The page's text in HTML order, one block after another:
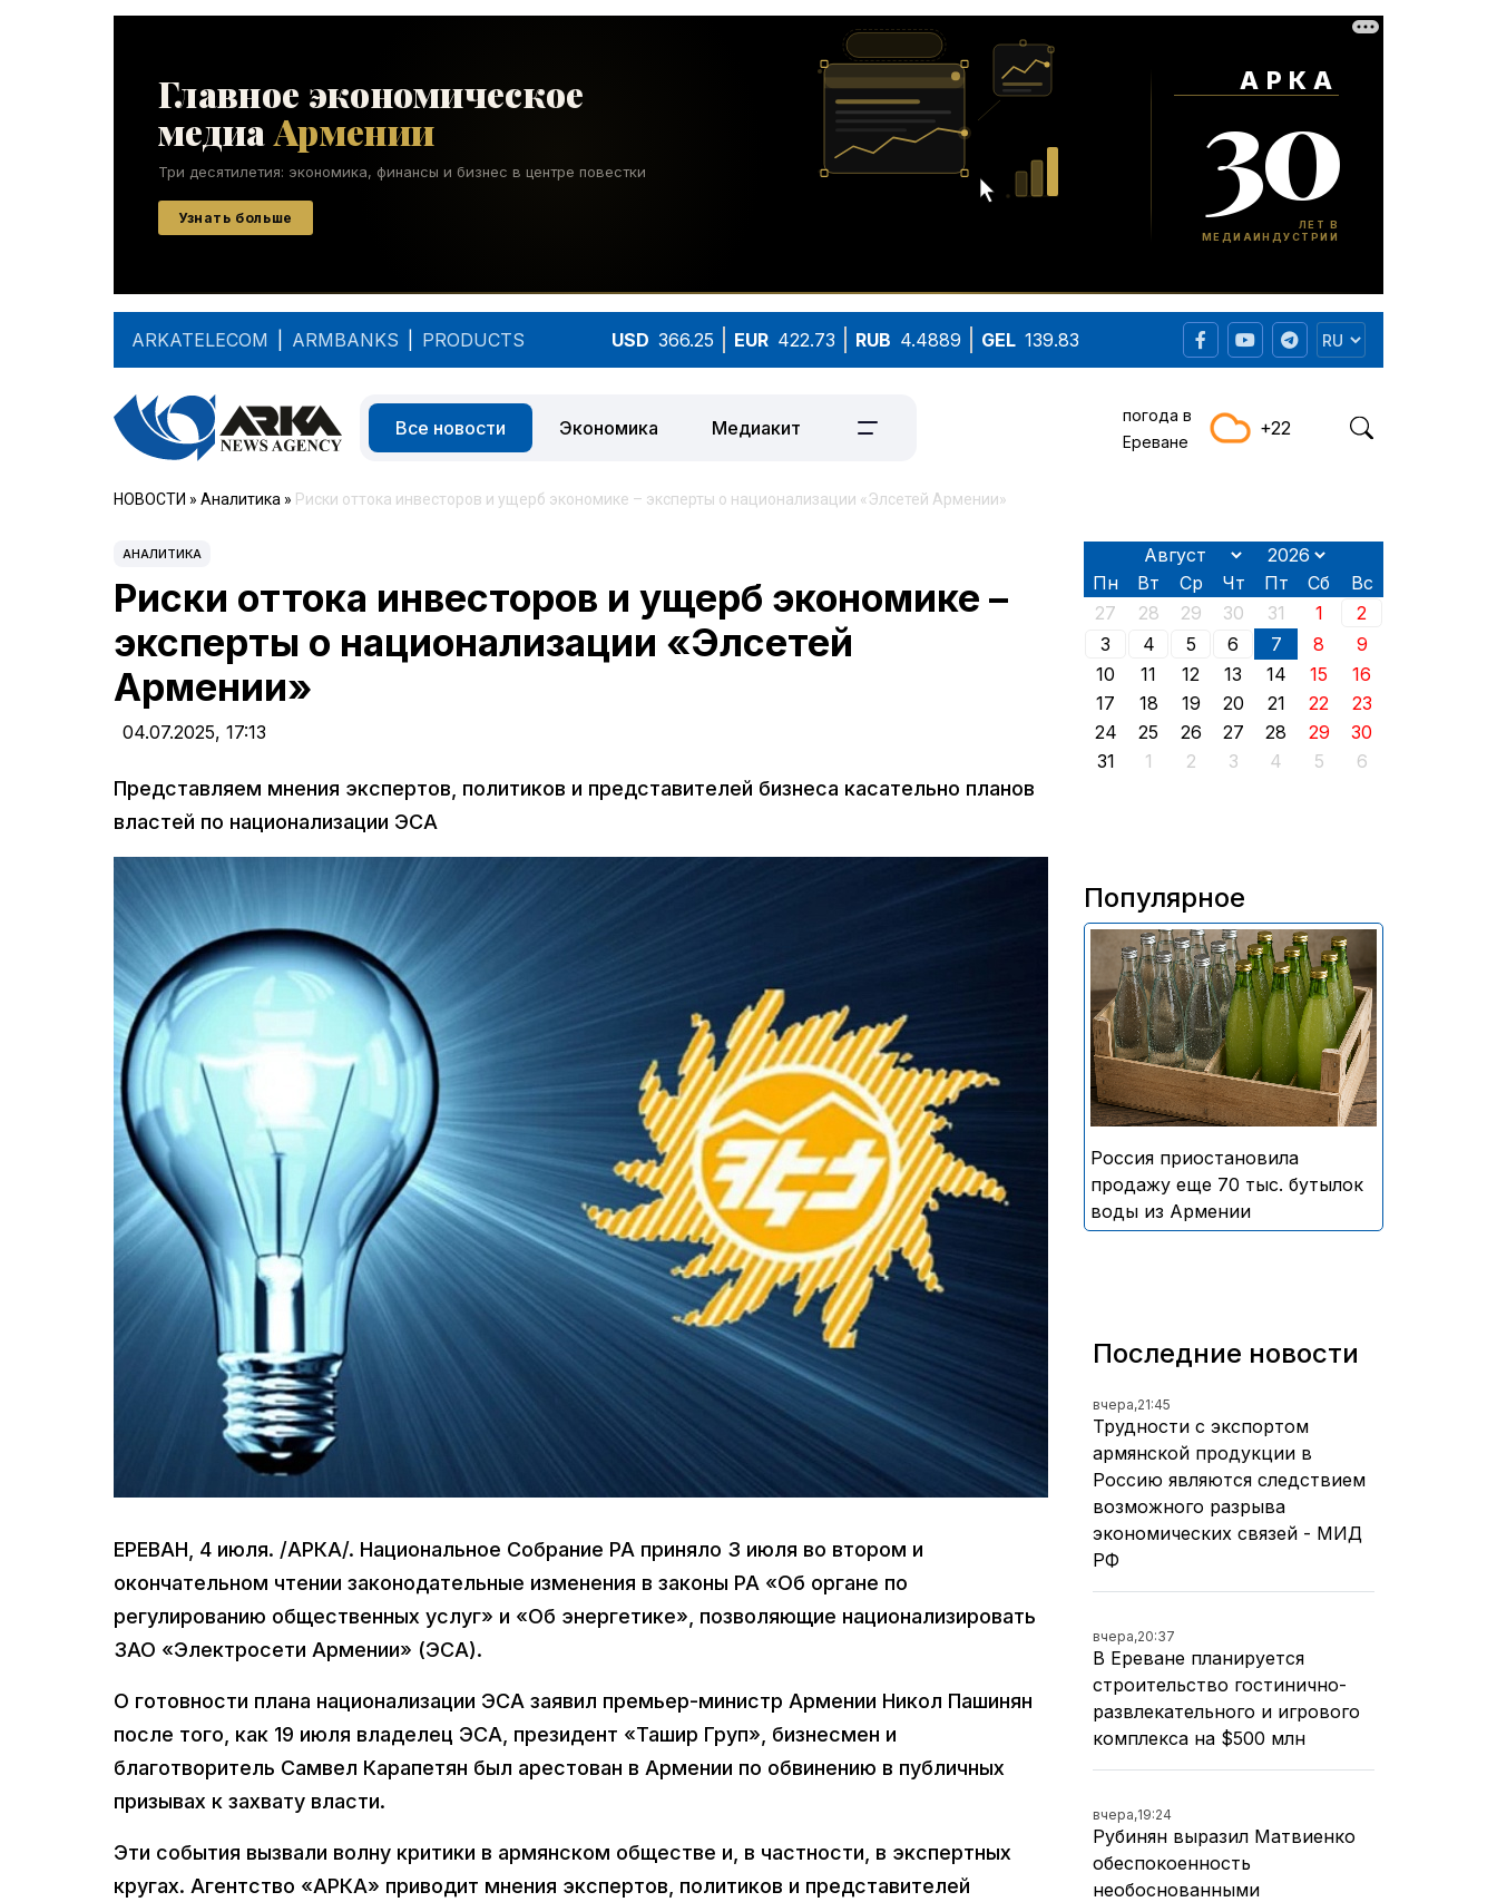
ARKATELECOM ARMBANKS PRODUCTS USD 366.25 EUR 422.73 RUB 4.4889 GEL 139.83
Все новости Экономика Медиакит
погода в
Ереване
+22
НОВОСТИ » Аналитика » Риски оттока инвесторов и ущерб экономике – эксперты о национализации «Элсетей Армении»
АНАЛИТИКА
Риски оттока инвесторов и ущерб экономике –
эксперты о национализации «Элсетей
Армении»
04.07.2025, 17:13
Представляем мнения экспертов, политиков и представителей бизнеса касательно планов
властей по национализации ЭСА
ЕРЕВАН, 4 июля. /АРКА/. Национальное Собрание РА приняло 3 июля во втором и
окончательном чтении законодательные изменения в законы РА «Об органе по
регулированию общественных услуг» и «Об энергетике», позволяющие национализировать
ЗАО «Электросети Армении» (ЭСА).
О готовности плана национализации ЭСА заявил премьер-министр Армении Никол Пашинян
после того, как 19 июля владелец ЭСА, президент «Ташир Груп», бизнесмен и
благотворитель Самвел Карапетян был арестован в Армении по обвинению в публичных
призывах к захвату власти.
Эти события вызвали волну критики в армянском обществе и, в частности, в экспертных
кругах. Агентство «АРКА» приводит мнения экспертов, политиков и представителей
Пн Вт Ср Чт Пт Сб
Вс
27
28 29 30 31 1
2
3
4 5 6 7 8
9
10
11 12 13 14 15
16
17
18 19 20 21 22
23
24
25 26 27 28 29
30
31
1 2 3 4 5 6
Популярное
В России приостановили
продажу более 70 тыс.
бутылок питьевой воды и
безалкогольных напитков
армянского производства
Россия приостановила
продажу еще 70 тыс. бутылок
воды из Армении
Последние новости
вчера,21:45
Трудности с экспортом
армянской продукции в
Россию являются следствием
возможного разрыва
экономических связей - МИД
РФ
вчера,20:37
В Ереване планируется
строительство гостинично-
развлекательного и игрового
комплекса на $500 млн
вчера,19:24
Рубинян выразил Матвиенко
обеспокоенность
необоснованными